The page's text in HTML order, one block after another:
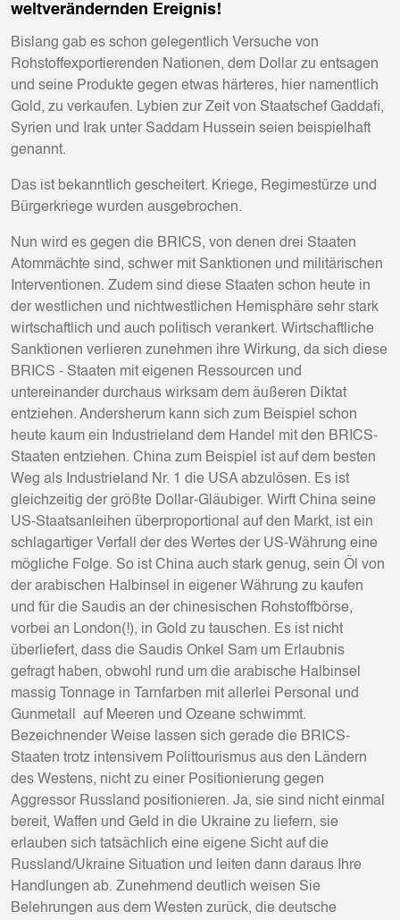
weltverändernden Ereignis!
Bislang gab es schon gelegentlich Versuche von
Rohstoffexportierenden Nationen, dem Dollar zu entsagen
und seine Produkte gegen etwas härteres, hier namentlich
Gold, zu verkaufen. Lybien zur Zeit von Staatschef Gaddafi,
Syrien und Irak unter Saddam Hussein seien beispielhaft
genannt.
Das ist bekanntlich gescheitert. Kriege, Regimestürze und
Bürgerkriege wurden ausgebrochen.
Nun wird es gegen die BRICS, von denen drei Staaten
Atommächte sind, schwer mit Sanktionen und militärischen
Interventionen. Zudem sind diese Staaten schon heute in
der westlichen und nichtwestlichen Hemisphäre sehr stark
wirtschaftlich und auch politisch verankert. Wirtschaftliche
Sanktionen verlieren zunehmen ihre Wirkung, da sich diese
BRICS - Staaten mit eigenen Ressourcen und
untereinander durchaus wirksam dem äußeren Diktat
entziehen. Andersherum kann sich zum Beispiel schon
heute kaum ein Industrieland dem Handel mit den BRICS-
Staaten entziehen. China zum Beispiel ist auf dem besten
Weg als Industrieland Nr. 1 die USA abzulösen. Es ist
gleichzeitig der größte Dollar-Gläubiger. Wirft China seine
US-Staatsanleihen überproportional auf den Markt, ist ein
schlagartiger Verfall der des Wertes der US-Währung eine
mögliche Folge. So ist China auch stark genug, sein Öl von
der arabischen Halbinsel in eigener Währung zu kaufen
und für die Saudis an der chinesischen Rohstoffbörse,
vorbei an London(!), in Gold zu tauschen. Es ist nicht
überliefert, dass die Saudis Onkel Sam um Erlaubnis
gefragt haben, obwohl rund um die arabische Halbinsel
massig Tonnage in Tarnfarben mit allerlei Personal und
Gunmetall auf Meeren und Ozeane schwimmt.
Bezeichnender Weise lassen sich gerade die BRICS-
Staaten trotz intensivem Polittourismus aus den Ländern
des Westens, nicht zu einer Positionierung gegen
Aggressor Russland positionieren. Ja, sie sind nicht einmal
bereit, Waffen und Geld in die Ukraine zu liefern, sie
erlauben sich tatsächlich eine eigene Sicht auf die
Russland/Ukraine Situation und leiten dann daraus Ihre
Handlungen ab. Zunehmend deutlich weisen Sie
Belehrungen aus dem Westen zurück, die deutsche